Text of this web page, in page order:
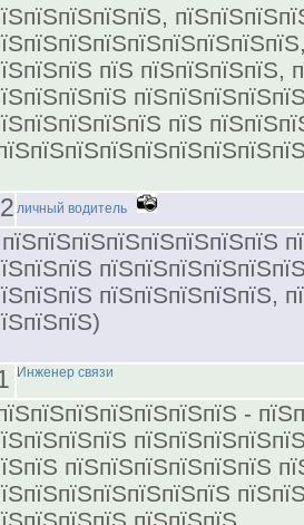
пїЅ пїЅпїЅпїЅпїЅ,
пїЅ
личный водитель
пїЅпїЅпїЅпїЅпїЅ,
Инженер связи
-
пїЅпїЅпїЅпїЅпїЅпїЅ